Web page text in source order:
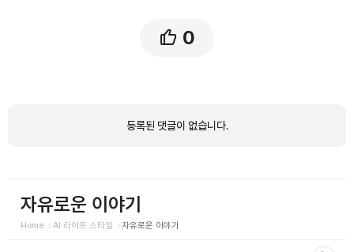
0
등록된 댓글이 없습니다.
자유로운 이야기
Home AI 라이프 스타일 자유로운 이야기